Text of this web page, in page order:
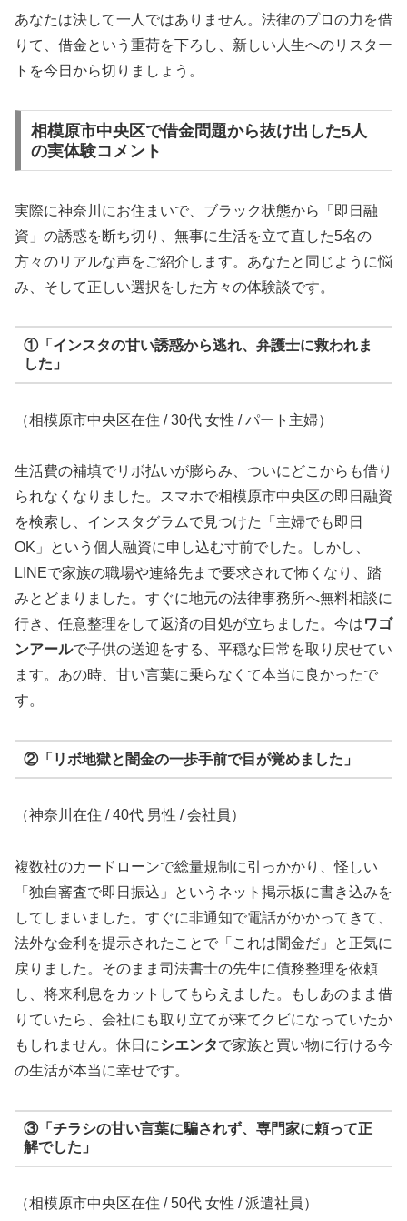
あなたは決して一人ではありません。法律のプロの力を借
りて、借金という重荷を下ろし、新しい人生へのリスター
トを今日から切りましょう。
相模原市中央区で借金問題から抜け出した5人
の実体験コメント
実際に神奈川にお住まいで、ブラック状態から「即日融
資」の誘惑を断ち切り、無事に生活を立て直した5名の
方々のリアルな声をご紹介します。あなたと同じように悩
み、そして正しい選択をした方々の体験談です。
①「インスタの甘い誘惑から逃れ、弁護士に救われま
した」
（相模原市中央区在住 / 30代 女性 / パート主婦）
生活費の補填でリボ払いが膨らみ、ついにどこからも借り
られなくなりました。スマホで相模原市中央区の即日融資
を検索し、インスタグラムで見つけた「主婦でも即日
OK」という個人融資に申し込む寸前でした。しかし、
LINEで家族の職場や連絡先まで要求されて怖くなり、踏
みとどまりました。すぐに地元の法律事務所へ無料相談に
行き、任意整理をして返済の目処が立ちました。今はワゴ
ンアールで子供の送迎をする、平穏な日常を取り戻せてい
ます。あの時、甘い言葉に乗らなくて本当に良かったで
す。
②「リボ地獄と闇金の一歩手前で目が覚めました」
（神奈川在住 / 40代 男性 / 会社員）
複数社のカードローンで総量規制に引っかかり、怪しい
「独自審査で即日振込」というネット掲示板に書き込みを
してしまいました。すぐに非通知で電話がかかってきて、
法外な金利を提示されたことで「これは闇金だ」と正気に
戻りました。そのまま司法書士の先生に債務整理を依頼
し、将来利息をカットしてもらえました。もしあのまま借
りていたら、会社にも取り立てが来てクビになっていたか
もしれません。休日にシエンタで家族と買い物に行ける今
の生活が本当に幸せです。
③「チラシの甘い言葉に騙されず、専門家に頼って正
解でした」
（相模原市中央区在住 / 50代 女性 / 派遣社員）